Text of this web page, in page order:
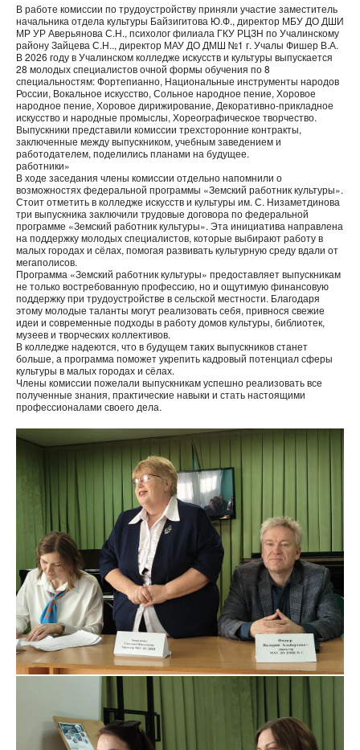
В работе комиссии по трудоустройству приняли участие заместитель
начальника отдела культуры Байзигитова Ю.Ф., директор МБУ ДО ДШИ
МР УР Аверьянова С.Н., психолог филиала ГКУ РЦЗН по Учалинскому
району Зайцева С.Н.., директор МАУ ДО ДМШ №1 г. Учалы Фишер В.А.
В 2026 году в Учалинском колледже искусств и культуры выпускается
28 молодых специалистов очной формы обучения по 8
специальностям: Фортепианно, Национальные инструменты народов
России, Вокальное искусство, Сольное народное пение, Хоровое
народное пение, Хоровое дирижирование, Декоративно-прикладное
искусство и народные промыслы, Хореографическое творчество.
Выпускники представили комиссии трехсторонние контракты,
заключенные между выпускником, учебным заведением и
работодателем, поделились планами на будущее.
работники»
В ходе заседания члены комиссии отдельно напомнили о
возможностях федеральной программы «Земский работник культуры».
Стоит отметить в колледже искусств и культуры им. С. Низаметдинова
три выпускника заключили трудовые договора по федеральной
программе «Земский работник культуры». Эта инициатива направлена
на поддержку молодых специалистов, которые выбирают работу в
малых городах и сёлах, помогая развивать культурную среду вдали от
мегаполисов.
Программа «Земский работник культуры» предоставляет выпускникам
не только востребованную профессию, но и ощутимую финансовую
поддержку при трудоустройстве в сельской местности. Благодаря
этому молодые таланты могут реализовать себя, привнося свежие
идеи и современные подходы в работу домов культуры, библиотек,
музеев и творческих коллективов.
В колледже надеются, что в будущем таких выпускников станет
больше, а программа поможет укрепить кадровый потенциал сферы
культуры в малых городах и сёлах.
Члены комиссии пожелали выпускникам успешно реализовать все
полученные знания, практические навыки и стать настоящими
профессионалами своего дела.